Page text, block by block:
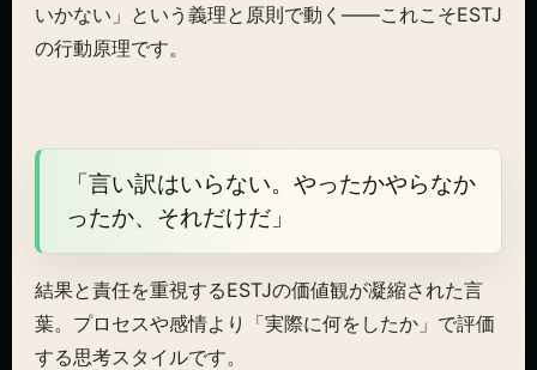
いかない」という義理と原則で動く——これこそESTJ
の行動原理です。
「言い訳はいらない。やったかやらなか
ったか、それだけだ」
結果と責任を重視するESTJの価値観が凝縮された言
葉。プロセスや感情より「実際に何をしたか」で評価
する思考スタイルです。